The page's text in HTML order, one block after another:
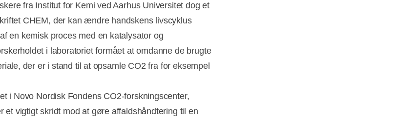
fra Institut for Kemi ved Aarhus Universitet dog et
CHEM, der kan ændre handskens livscyklus
en kemisk proces med en katalysator og
i laboratoriet formået at omdanne de brugte
der er i stand til at opsamle CO2 fra for eksempel
i Novo Nordisk Fondens CO2-forskningscenter,
et vigtigt skridt mod at gøre affaldshåndtering til en